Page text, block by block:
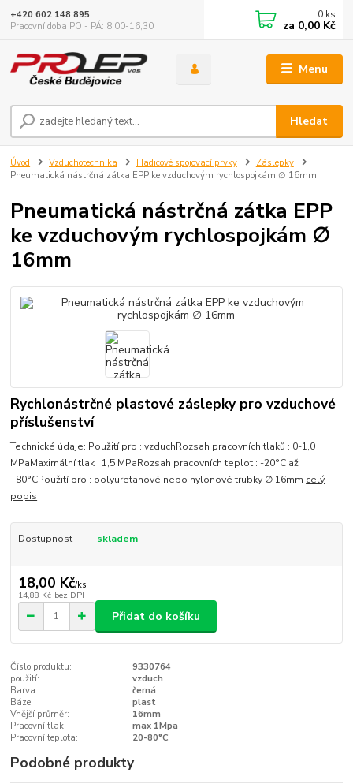
Menu
Hledat
+420 602 148 895
Pracovní doba PO - PÁ: 8,00-16,30
0 ks
za 0,00 Kč
Úvod Vzduchotechnika Hadicové spojovací prvky
Záslepky
Pneumatická nástrčná zátka EPP ke vzduchovým rychlospojkám ∅ 16mm
Pneumatická nástrčná zátka EPP
ke vzduchovým rychlospojkám ∅
16mm
Rychlonástrčné plastové záslepky pro vzduchové
příslušenství
Technické údaje: Použití pro : vzduchRozsah pracovních tlaků : 0-1,0
MPaMaximální tlak : 1,5 MPaRozsah pracovních teplot : -20°C až
+80°CPoužití pro : polyuretanové nebo nylonové trubky ∅ 16mm celý
popis
Dostupnost skladem
18,00 Kč/ks
14,88 Kč bez DPH
Přidat do košíku
Číslo produktu:
9330764
použití:
vzduch
Barva:
černá
Báze:
plast
Vnější průměr:
16mm
Pracovní tlak:
max 1Mpa
Pracovní teplota:
20-80°C
Podobné produkty